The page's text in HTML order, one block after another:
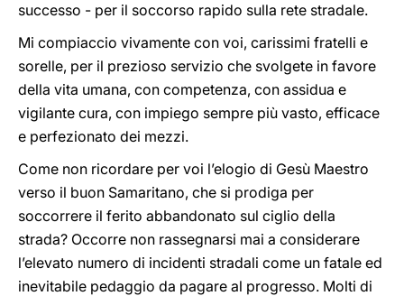
successo - per il soccorso rapido sulla rete stradale.
Mi compiaccio vivamente con voi, carissimi fratelli e
sorelle, per il prezioso servizio che svolgete in favore
della vita umana, con competenza, con assidua e
vigilante cura, con impiego sempre più vasto, efficace
e perfezionato dei mezzi.
Come non ricordare per voi l’elogio di Gesù Maestro
verso il buon Samaritano, che si prodiga per
soccorrere il ferito abbandonato sul ciglio della
strada? Occorre non rassegnarsi mai a considerare
l’elevato numero di incidenti stradali come un fatale ed
inevitabile pedaggio da pagare al progresso. Molti di